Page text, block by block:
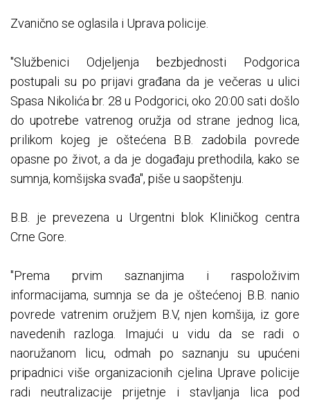
Zvanično se oglasila i Uprava policije.
"Službenici Odjeljenja bezbjednosti Podgorica
postupali su po prijavi građana da je večeras u ulici
Spasa Nikolića br. 28 u Podgorici, oko 20:00 sati došlo
do upotrebe vatrenog oružja od strane jednog lica,
prilikom kojeg je oštećena B.B. zadobila povrede
opasne po život, a da je događaju prethodila, kako se
sumnja, komšijska svađa", piše u saopštenju.
B.B. je prevezena u Urgentni blok Kliničkog centra
Crne Gore.
"Prema prvim saznanjima i raspoloživim
informacijama, sumnja se da je oštećenoj B.B. nanio
povrede vatrenim oružjem B.V, njen komšija, iz gore
navedenih razloga. Imajući u vidu da se radi o
naoružanom licu, odmah po saznanju su upućeni
pripadnici više organizacionih cjelina Uprave policije
radi neutralizacije prijetnje i stavljanja lica pod